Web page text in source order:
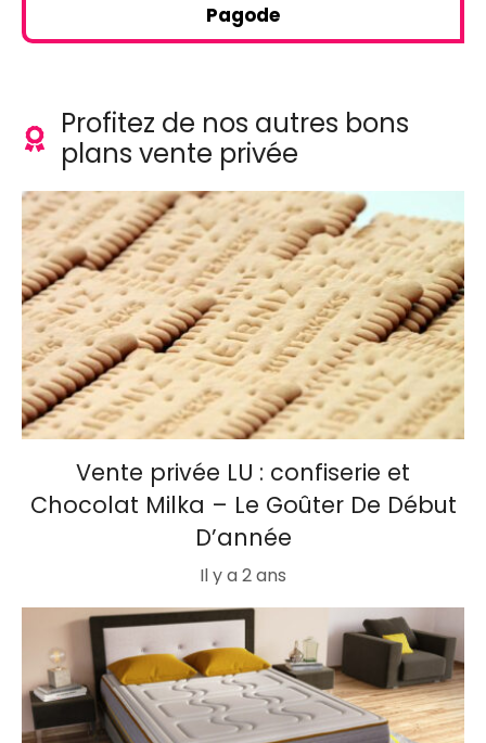
Pagode
Profitez de nos autres bons
plans vente privée
Vente privée LU : confiserie et
Chocolat Milka – Le Goûter De Début
D’année
Il y a 2 ans